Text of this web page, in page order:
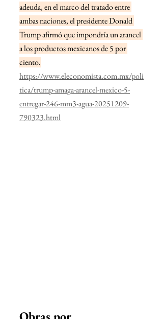
adeuda, en el marco del tratado entre
ambas naciones, el presidente Donald
Trump afirmó que impondría un arancel
a los productos mexicanos de 5 por
ciento.
https://www.eleconomista.com.mx/poli
tica/trump-amaga-arancel-mexico-5-
entregar-246-mm3-agua-20251209-
790323.html